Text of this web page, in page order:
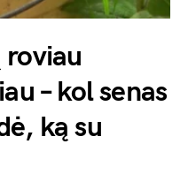
– kol senas
ką su